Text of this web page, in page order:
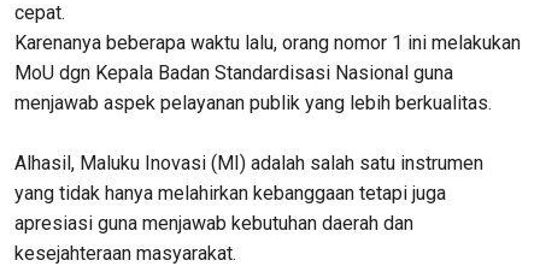
cepat.
Karenanya beberapa waktu lalu, orang nomor 1 ini melakukan
MoU dgn Kepala Badan Standardisasi Nasional guna
menjawab aspek pelayanan publik yang lebih berkualitas.
Alhasil, Maluku Inovasi (MI) adalah salah satu instrumen
yang tidak hanya melahirkan kebanggaan tetapi juga
apresiasi guna menjawab kebutuhan daerah dan
kesejahteraan masyarakat.